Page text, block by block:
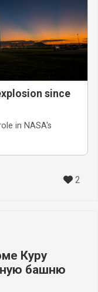
since
in NASA's
2
Куру
башню